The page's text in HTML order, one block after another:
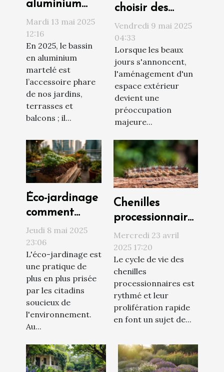
aluminium
martelé :
l’accessoire
esthétique de
nos jardins en
2025 !
Mardi 13 mai 2025
12:16
En 2025, le bassin
en aluminium
martelé est
l’accessoire phare
de nos jardins,
terrasses et
balcons ; il...
choisir des
meubles de
jardin durables
et
écoresponsables
Vendredi 9 mai 2025
04:33
Lorsque les beaux
jours s'annoncent,
l'aménagement d'un
espace extérieur
devient une
préoccupation
majeure...
Éco-jardinage
comment
créer un
compost
viable en
milieu urbain
Jeudi 8 mai 2025
23:06
L'éco-jardinage est
une pratique de
plus en plus prisée
par les citadins
soucieux de
l'environnement.
Au...
Chenilles
processionnaires
: est-ce encore
temps
d’installer un
écopiège ?
Mercredi 23 avril
2025 17:20
Le cycle de vie des
chenilles
processionnaires est
rythmé et leur
prolifération rapide
en font un sujet de...